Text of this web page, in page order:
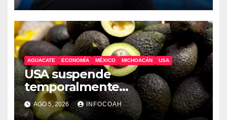
AGUACATE ECONOMÍA MÉXICO MICHOACÁN USA
USA suspende
temporalmente
exportaciones de aguacate
michoacano
AGO 5, 2026 INFOCOAH